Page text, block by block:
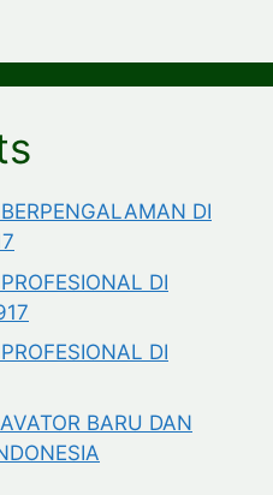
DI
DI
DI
BARU DAN